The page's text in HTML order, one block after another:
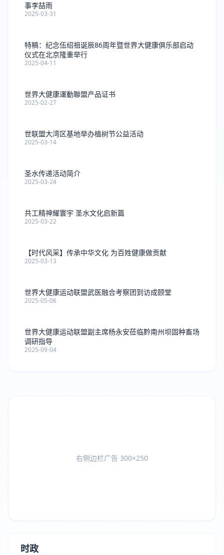
事李喆雨
2025-03-31
特稿：纪念伍绍祖诞辰86周年暨世界大健康俱乐部启动
仪式在北京隆重举行
2025-04-11
世界大健康運動聯盟产品证书
2025-02-27
世联盟大湾区基地举办植树节公益活动
2025-03-14
圣水传递活动简介
2025-03-24
共工精神耀寰宇 圣水文化启新篇
2025-03-22
【时代风采】传承中华文化 为百姓健康做贡献
2025-03-13
世界大健康运动联盟武医融合考察团到访成颐堂
2025-05-06
世界大健康运动联盟副主席杨永安莅临黔南州坝固种畜场
调研指导
2025-09-04
右侧边栏广告 300×250
时政